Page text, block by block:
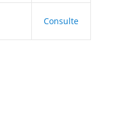
Consulte